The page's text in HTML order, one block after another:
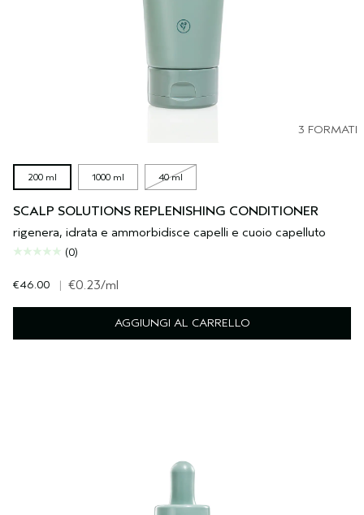
3 FORMATI
200 ml 1000 ml 40 ml
SCALP SOLUTIONS REPLENISHING CONDITIONER
rigenera, idrata e ammorbidisce capelli e cuoio capelluto
(0)
€46.00 | €0.23/ml
AGGIUNGI AL CARRELLO